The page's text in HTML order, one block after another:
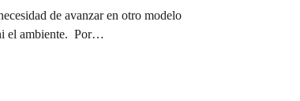
de avanzar en otro modelo
el ambiente. Por…